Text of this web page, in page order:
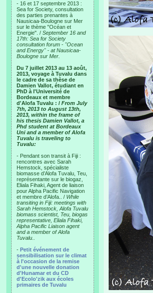
- 16 et 17 septembre 2013 :
Sea for Society, consultation
des parties prenantes à
Nausicaa-Boulogne sur Mer
sur le thème "Océan et
Energie". / September 16 and
17th: Sea for Society
consultation forum - "Ocean
and Energy" - at Nausicaa-
Boulogne sur Mer.
Du 7 juillet 2013 au 13 août,
2013, voyage à Tuvalu dans
le cadre de sa thèse de
Damien Vallot, étudiant en
PhD à l'Université de
Bordeaux et membre
d'Alofa Tuvalu : / From July
7th, 2013 to August 13th,
2013, within the frame of
his thesis Damien Vallot, a
Phd student at Bordeaux
Uni and a member of Alofa
Tuvalu is traveling to
Tuvalu:
- Pendant son transit à Fiji :
rencontres avec Sarah
Hemstock, spécialiste
biomasse d’Alofa Tuvalu, Teu,
représentante sur le biogaz,
Eliala Fihaki, Agent de liaison
pour Alpha Pacific Navigation
et membre d’Alofa.. / While
transiting in Fiji: meetings with
Sarah Hemstock, Alofa Tuvalu
biomass scientist, Teu, biogas
representative, Eliala Fihaki,
Alpha Pacific Liaison agent
and a member of Alofa
Tuvalu..
- Petit événement de
sensibilisation sur le climat
à l'occasion de la remise
d'une nouvelle donation
d'Hunamar et du CD
d'Ecolo'zik aux écoles
primaires de Tuvalu